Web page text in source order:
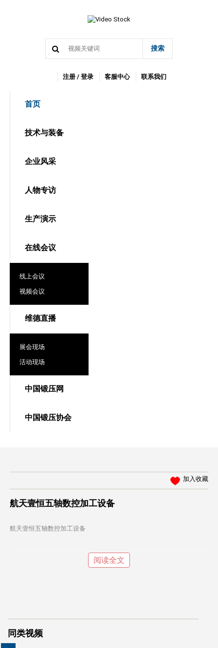
搜索
注册 / 登录 客服中心 联系我们
首页
技术与装备
企业风采
人物专访
生产演示
在线会议
线上会议
视频会议
维德直播
展会现场
活动现场
中国锻压网
中国锻压协会
加入收藏
航天壹恒五轴数控加工设备
航天壹恒五轴数控加工设备
阅读全文
同类视频